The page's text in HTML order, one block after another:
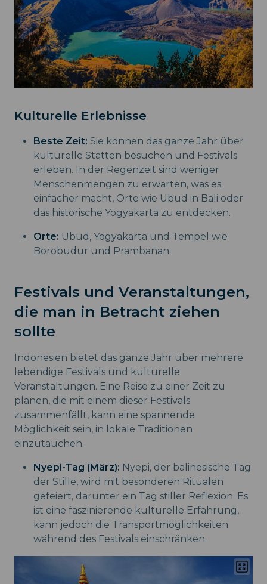
Kulturelle Erlebnisse
Beste Zeit: Sie können das ganze Jahr über
kulturelle Stätten besuchen und Festivals
erleben. In der Regenzeit sind weniger
Menschenmengen zu erwarten, was es
einfacher macht, Orte wie Ubud in Bali oder
das historische Yogyakarta zu entdecken.
Orte: Ubud, Yogyakarta und Tempel wie
Borobudur und Prambanan.
Festivals und Veranstaltungen,
die man in Betracht ziehen
sollte
Indonesien bietet das ganze Jahr über mehrere
lebendige Festivals und kulturelle
Veranstaltungen. Eine Reise zu einer Zeit zu
planen, die mit einem dieser Festivals
zusammenfällt, kann eine spannende
Möglichkeit sein, in lokale Traditionen
einzutauchen.
Nyepi-Tag (März): Nyepi, der balinesische Tag
der Stille, wird mit besonderen Ritualen
gefeiert, darunter ein Tag stiller Reflexion. Es
ist eine faszinierende kulturelle Erfahrung,
kann jedoch die Transportmöglichkeiten
während des Festivals einschränken.